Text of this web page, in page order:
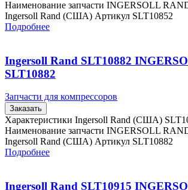
Наименование запчасти INGERSOLL
Ingersoll Rand (США) Артикул SLT10852
Подробнее
Ingersoll Rand SLT10882
SLT10882
Запчасти для компрессоров
Заказать
Характеристики Ingersoll Rand (США)
Наименование запчасти INGERSOLL
Ingersoll Rand (США) Артикул SLT10882
Подробнее
Ingersoll Rand SLT10915